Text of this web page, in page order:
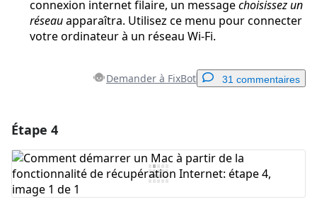
connexion internet filaire, un messagechoisissez un
réseauapparaîtra. Utilisez ce menu pour connecter
votre ordinateur à un réseau Wi-Fi.
Demander à FixBot 31 commentaires
Ajouter un commentaire
Étape 4